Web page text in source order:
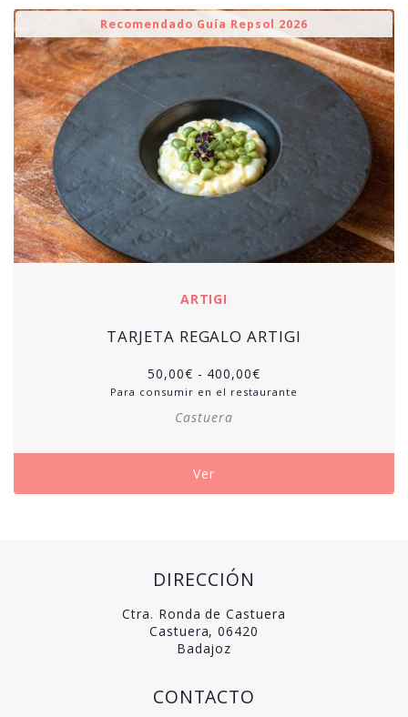
Recomendado Guía Repsol 2026
ARTIGI
TARJETA REGALO ARTIGI
50,00€ - 400,00€
Para consumir en el restaurante
Castuera
Ver
DIRECCIÓN
Ctra. Ronda de Castuera
Castuera, 06420
Badajoz
CONTACTO